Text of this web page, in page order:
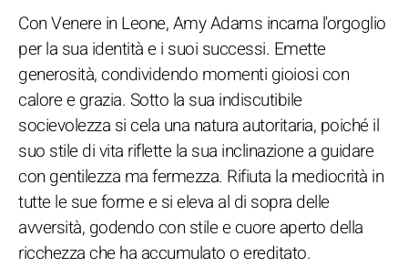
Con Venere in Leone, Amy Adams incarna l'orgoglio
per la sua identità e i suoi successi. Emette
generosità, condividendo momenti gioiosi con
calore e grazia. Sotto la sua indiscutibile
socievolezza si cela una natura autoritaria, poiché il
suo stile di vita riflette la sua inclinazione a guidare
con gentilezza ma fermezza. Rifiuta la mediocrità in
tutte le sue forme e si eleva al di sopra delle
avversità, godendo con stile e cuore aperto della
ricchezza che ha accumulato o ereditato.